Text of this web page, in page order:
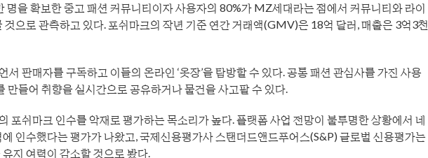
명을 확보한 중고 패션 커뮤니티이자 사용자의 80%가 MZ세대라는 점에서 커뮤니티와 라이
것으로 관측하고 있다. 포쉬마크의 작년 기준 연간 거래액(GMV)은 18억 달러, 매출은 3억3천
판매자를 구독하고 이들의 온라인 ‘옷장’을 탐방할 수 있다. 공통 패션 관심사를 가진 사용
만들어 취향을 실시간으로 공유하거나 물건을 사고팔 수 있다.
포쉬마크 인수를 악재로 평가하는 목소리가 높다. 플랫폼 사업 전망이 불투명한 상황에서 네
인수했다는 평가가 나왔고, 국제신용평가사 스탠더드앤드푸어스(S&P) 글로벌 신용평가는
지 여력이 감소할 것으로 봤다.